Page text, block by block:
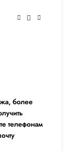
более
телефонам